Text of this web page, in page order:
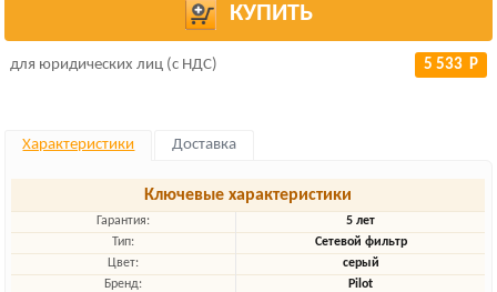
КУПИТЬ
для юридических лиц (с НДС) 5 533 Р
Характеристики Доставка
Ключевые характеристики
Гарантия:
5 лет
Тип:
Сетевой фильтр
Цвет:
серый
Бренд:
Pilot